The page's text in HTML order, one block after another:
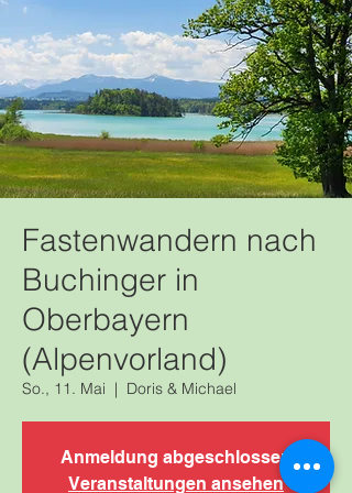
Fastenwandern nach
Buchinger in
Oberbayern
(Alpenvorland)
So., 11. Mai
  |
Doris & Michael
Anmeldung abgeschlossen
Veranstaltungen ansehen